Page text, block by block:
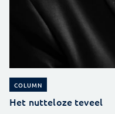
COLUMN
Het nutteloze teveel